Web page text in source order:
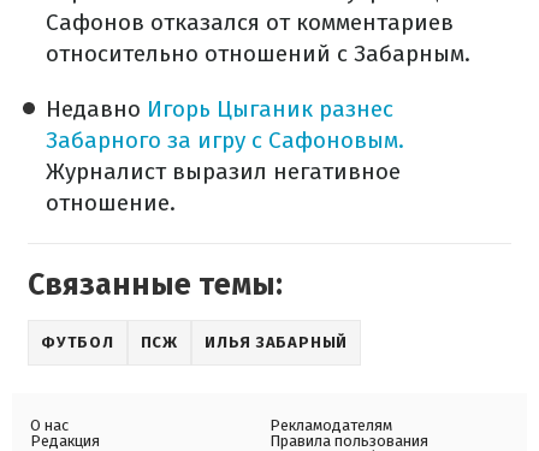
Сафонов отказался от комментариев
относительно отношений с Забарным.
Недавно Игорь Цыганик разнес
Забарного за игру с Сафоновым.
Журналист выразил негативное
отношение.
Связанные темы:
ФУТБОЛ ПСЖ ИЛЬЯ ЗАБАРНЫЙ
О нас
Редакция
Рекламодателям
Правила пользования